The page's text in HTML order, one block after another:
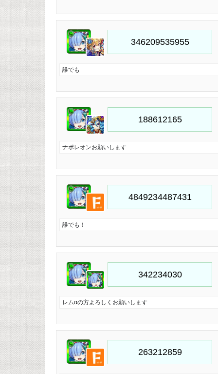
誰でも
ナポレオンお願いします
誰でも！
レムαの方よろしくお願いします